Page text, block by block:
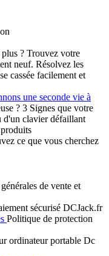
? Trouvez votre
neuf. Résolvez les
cassée facilement et
une seconde vie à
? 3 Signes que votre
d'un clavier défaillant
ce que vous cherchez
de vente et
sécurisé DCJack.fr
Politique de protection
ordinateur portable Dc